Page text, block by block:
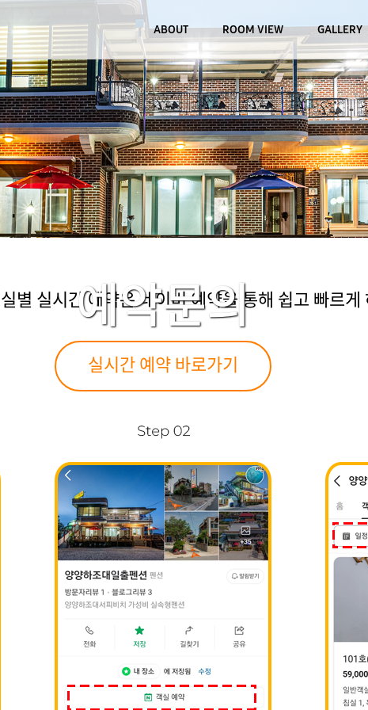
예약문의
별 실시간 예약은 네이버 예약을 통해 쉽고 빠르
실시간 예약 바로가기
ABOUT ROOM VIEW GALLERY